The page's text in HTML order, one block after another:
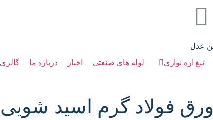
تیغ اره نواری لوله های صنعتی اخبار درباره ما گالری
ورق فولاد گرم اسید شویی